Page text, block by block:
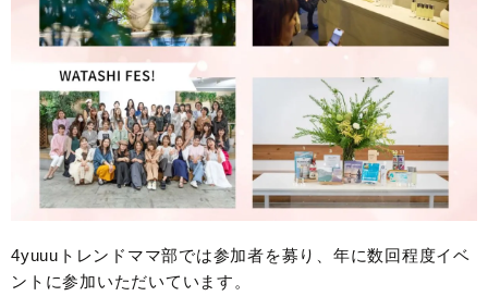
4yuuuトレンドママ部では参加者を募り、年に数回程度イベ
ントに参加いただいています。